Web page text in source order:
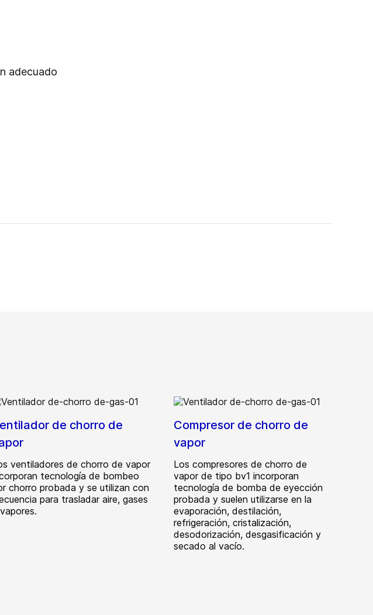
adecuado
de chorro de
ventiladores de chorro de vapor
tecnología de bombeo
chorro probada y se utilizan con
para trasladar aire, gases
Compresor de chorro de
vapor
Los compresores de chorro de
vapor de tipo bv1 incorporan
tecnología de bomba de eyección
probada y suelen utilizarse en la
evaporación, destilación,
refrigeración, cristalización,
desodorización, desgasificación y
secado al vacío.